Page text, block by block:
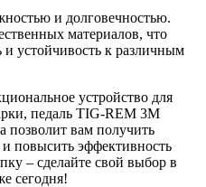
и долговечностью.
материалов, что
и устойчивость к различным
устройство для
педаль TIG-REM 3M
вам получить
повысить эффективность
– сделайте свой выбор в
сегодня!